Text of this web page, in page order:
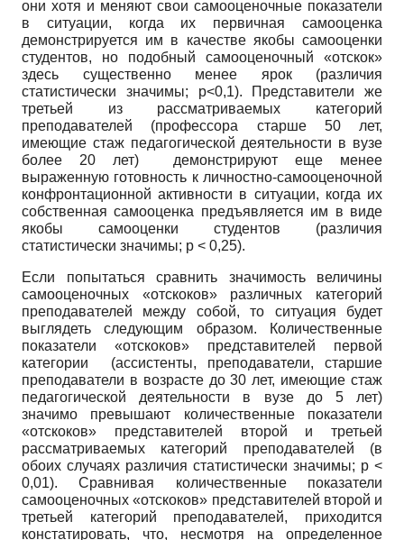
они хотя и меняют свои самооценочные показатели
в ситуации, когда их первичная самооценка
демонстрируется им в качестве якобы самооценки
студентов, но подобный самооценочный «отскок»
здесь существенно менее ярок (различия
статистически значимы; р<0,1). Представители же
третьей из рассматриваемых категорий
преподавателей (профессора старше 50 лет,
имеющие стаж педагогической деятельности в вузе
более 20 лет) демонстрируют еще менее
выраженную готовность к личностно-самооценочной
конфронтационной активности в ситуации, когда их
собственная самооценка предъявляется им в виде
якобы самооценки студентов (различия
статистически значимы; р < 0,25).
Если попытаться сравнить значимость величины
самооценочных «отскоков» различных категорий
преподавателей между собой, то ситуация будет
выглядеть следующим образом. Количественные
показатели «отскоков» представителей первой
категории (ассистенты, преподаватели, старшие
преподаватели в возрасте до 30 лет, имеющие стаж
педагогической деятельности в вузе до 5 лет)
значимо превышают количественные показатели
«отскоков» представителей второй и третьей
рассматриваемых категорий преподавателей (в
обоих случаях различия статистически значимы; р <
0,01). Сравнивая количественные показатели
самооценочных «отскоков» представителей второй и
третьей категорий преподавателей, приходится
констатировать, что, несмотря на определенное